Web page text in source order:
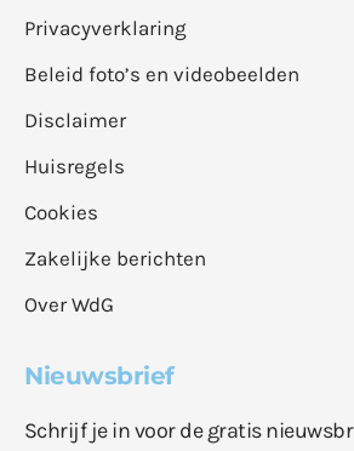
Privacyverklaring
Beleid foto’s en videobeelden
Disclaimer
Huisregels
Cookies
Zakelijke berichten
Over WdG
Nieuwsbrief
Schrijf je in voor de gratis